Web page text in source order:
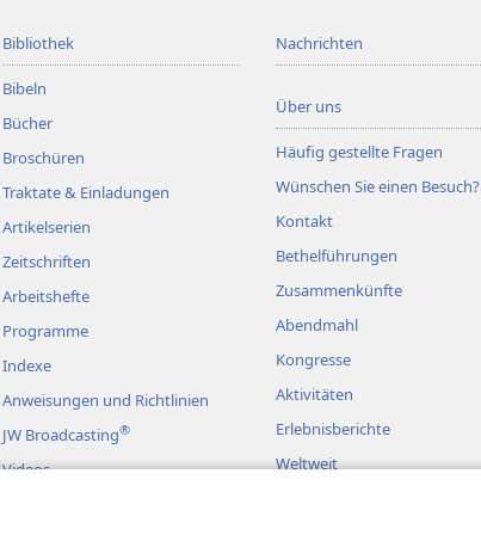
Bibliothek
Bibeln
Bücher
Broschüren
Traktate & Einladungen
Artikelserien
Zeitschriften
Arbeitshefte
Programme
Indexe
Anweisungen und Richtlinien
JW Broadcasting®
Videos
Nachrichten
Über uns
Häufig gestellte Fragen
Wünschen Sie einen Besuch?
Kontakt
Bethelführungen
Zusammenkünfte
Abendmahl
Kongresse
Aktivitäten
Erlebnisberichte
Weltweit